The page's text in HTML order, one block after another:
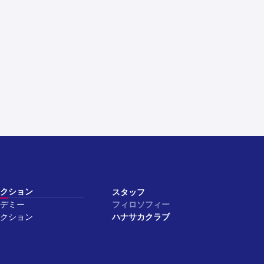
ション
ミー
ション
スタッフ
フィロソフィー
ハナサカクラブ